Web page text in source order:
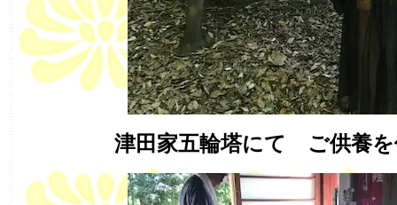
津田家五輪塔にて ご供養